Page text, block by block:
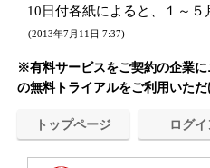
10日付各紙によると、１～５
(2013年7月11日 7:37)
※有料サービスをご契約の企業
の無料トライアルをご利用いただ
トップページ ログ